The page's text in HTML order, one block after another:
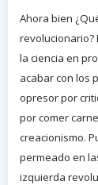
Ahora bien
revolucionario?
la ciencia en
acabar con los
opresor por
por comer
creacionismo.
permeado en
izquierda